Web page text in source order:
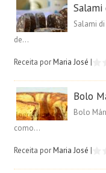
Salami
Salami
de...
Receita porMaria José |
Bolo
Bolo
como...
Receita porMaria José |